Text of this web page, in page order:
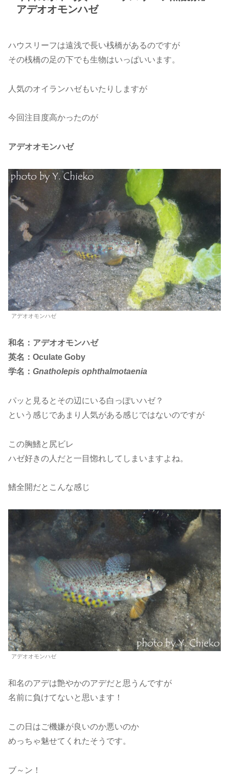
アデオオモンハゼ
ハウスリーフは遠浅で長い桟橋があるのですが
その桟橋の足の下でも生物はいっぱいいます。
人気のオイランハゼもいたりしますが
今回注目度高かったのが
アデオオモンハゼ
アデオオモンハゼ
和名：アデオオモンハゼ
英名：Oculate Goby
学名： Gnatholepis ophthalmotaenia
パッと見るとその辺にいる白っぽいハゼ？
という感じであまり人気がある感じではないのですが
この胸鰭と尻ビレ
ハゼ好きの人だと一目惚れしてしまいますよね。
鰭全開だとこんな感じ
アデオオモンハゼ
和名のアデは艶やかのアデだと思うんですが
名前に負けてないと思います！
この日はご機嫌が良いのか悪いのか
めっちゃ魅せてくれたそうです。
ブ～ン！